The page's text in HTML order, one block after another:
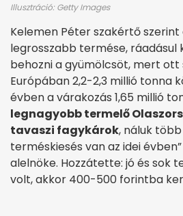
Illusztráció: Getty Images
Kelemen Péter szakértő szerint
legrosszabb termése, ráadásul
behozni a gyümölcsöt, mert ott
Európában 2,2-2,3 millió tonna
évben a várakozás 1,65 millió
legnagyobb termelő
tavaszi fagykárok, náluk
terméskiesés van az idei
alelnöke. Hozzátette: jó és sok
volt, akkor 400-500 forintba